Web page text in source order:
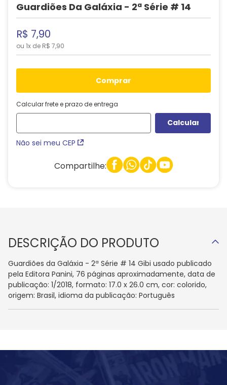
Guardiões Da Galáxia - 2ª Série # 14
R$ 7,90
ou 1x de R$ 7,90
comprar
Calcular frete e prazo de entrega
Não sei meu CEP
Compartilhe:
DESCRIÇÃO DO PRODUTO
Guardiões da Galáxia - 2ª Série # 14 Gibi usado publicado
pela Editora Panini, 76 páginas aproximadamente, data de
publicação: 1/2018, formato: 17.0 x 26.0 cm, cor: colorido,
origem: Brasil, idioma da publicação: Português